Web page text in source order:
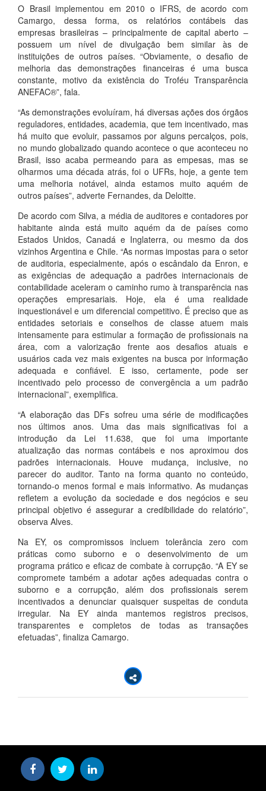
O Brasil implementou em 2010 o IFRS, de acordo com
Camargo, dessa forma, os relatórios contábeis das
empresas brasileiras – principalmente de capital aberto –
possuem um nível de divulgação bem similar às de
instituições de outros países. “Obviamente, o desafio de
melhoria das demonstrações financeiras é uma busca
constante, motivo da existência do Troféu Transparência
ANEFAC®”, fala.
“As demonstrações evoluíram, há diversas ações dos órgãos
reguladores, entidades, academia, que tem incentivado, mas
há muito que evoluir, passamos por alguns percalços, pois,
no mundo globalizado quando acontece o que aconteceu no
Brasil, isso acaba permeando para as empesas, mas se
olharmos uma década atrás, foi o UFRs, hoje, a gente tem
uma melhoria notável, ainda estamos muito aquém de
outros países”, adverte Fernandes, da Deloitte.
De acordo com Silva, a média de auditores e contadores por
habitante ainda está muito aquém da de países como
Estados Unidos, Canadá e Inglaterra, ou mesmo da dos
vizinhos Argentina e Chile. “As normas impostas para o setor
de auditoria, especialmente, após o escândalo da Enron, e
as exigências de adequação a padrões internacionais de
contabilidade aceleram o caminho rumo à transparência nas
operações empresariais. Hoje, ela é uma realidade
inquestionável e um diferencial competitivo. É preciso que as
entidades setoriais e conselhos de classe atuem mais
intensamente para estimular a formação de profissionais na
área, com a valorização frente aos desafios atuais e
usuários cada vez mais exigentes na busca por informação
adequada e confiável. E isso, certamente, pode ser
incentivado pelo processo de convergência a um padrão
internacional”, exemplifica.
“A elaboração das DFs sofreu uma série de modificações
nos últimos anos. Uma das mais significativas foi a
introdução da Lei 11.638, que foi uma importante
atualização das normas contábeis e nos aproximou dos
padrões internacionais. Houve mudança, inclusive, no
parecer do auditor. Tanto na forma quanto no conteúdo,
tornando-o menos formal e mais informativo. As mudanças
refletem a evolução da sociedade e dos negócios e seu
principal objetivo é assegurar a credibilidade do relatório”,
observa Alves.
Na EY, os compromissos incluem tolerância zero com
práticas como suborno e o desenvolvimento de um
programa prático e eficaz de combate à corrupção. “A EY se
compromete também a adotar ações adequadas contra o
suborno e a corrupção, além dos profissionais serem
incentivados a denunciar quaisquer suspeitas de conduta
irregular. Na EY ainda mantemos registros precisos,
transparentes e completos de todas as transações
efetuadas”, finaliza Camargo.